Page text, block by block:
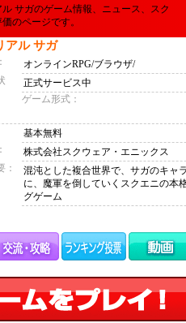
サガのゲーム情報、ニュース、スク
のページです。
アル サガ
オンラインRPG/ブラウザ/
正式サービス中
ゲーム形式：
基本無料
株式会社スクウェア・エニックス
：
混沌とした複合世界で、サガのキャ
に、魔軍を倒していくスクエニの本
グゲーム